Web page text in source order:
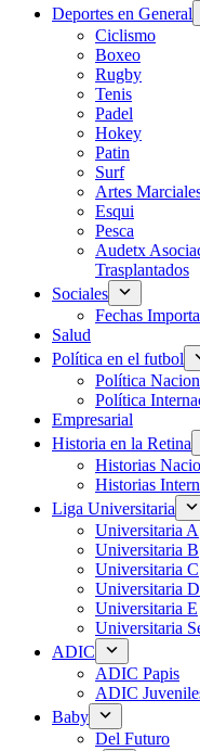
Deportes en General
Ciclismo
Boxeo
Rugby
Tenis
Padel
Hokey
Patin
Surf
Artes
Esqui
Pesca
Audetx
Trasplantados
Sociales
Fechas
Salud
Política en el futbol
Política
Política
Empresarial
Historia en la Retina
Historias
Historias
Liga Universitaria
Universitaria A
Universitaria B
Universitaria C
Universitaria D
Universitaria E
Universitaria
ADIC
ADIC Papis
ADIC
Baby
Del Futuro